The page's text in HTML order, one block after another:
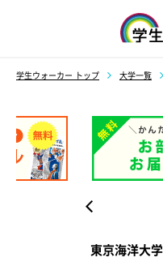
学生ウォーカー トップ 大学一覧
東京海洋大